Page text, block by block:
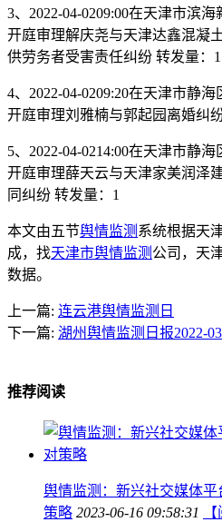
3、2022-04-0209:00在天津市滨
开庭审理解庆尧与天津达鑫混凝
供劳务者受害责任纠纷 转发量：1
4、2022-04-0209:20在天津市静
开庭审理刘雅楠与郭起园离婚纠
5、2022-04-0214:00在天津市静
开庭审理薛天云与天津家美润泽
同纠纷 转发量：1
本文由五节舆情监测 系统根据天
成，找天津市舆情监测 公司，天
数据。
上一篇: 连云港舆情监测日
下一篇: 湖州舆情监测日报2022-
推荐阅读
舆情监测：新兴社交媒体
策略 2023-06-16 09:58:31